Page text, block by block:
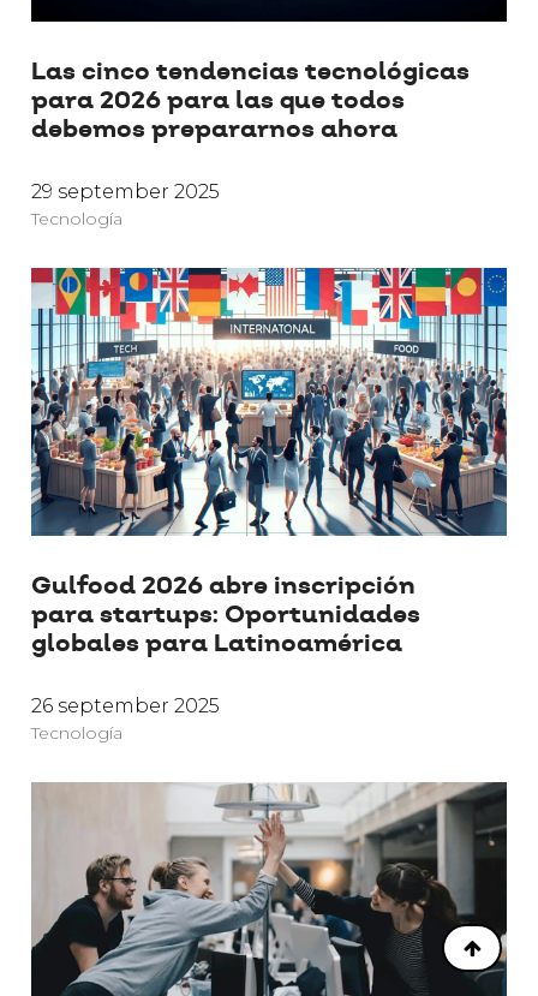
Las cinco tendencias tecnológicas
para 2026 para las que todos
debemos prepararnos ahora
29 september 2025
Tecnología
Gulfood 2026 abre inscripción
para startups: Oportunidades
globales para Latinoamérica
26 september 2025
Tecnología